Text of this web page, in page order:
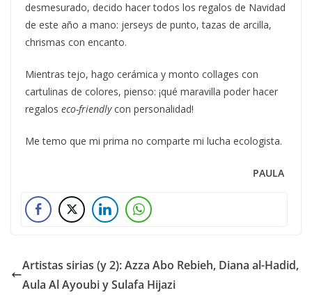
desmesurado, decido hacer todos los regalos de Navidad
de este año a mano: jerseys de punto, tazas de arcilla,
chrismas con encanto.
Mientras tejo, hago cerámica y monto collages con
cartulinas de colores, pienso: ¡qué maravilla poder hacer
regalos eco-friendlycon personalidad!
Me temo que mi prima no comparte mi lucha ecologista.
PAULA
Artistas sirias (y 2): Azza Abo Rebieh, Diana al-Hadid,
Aula Al Ayoubi y Sulafa Hijazi